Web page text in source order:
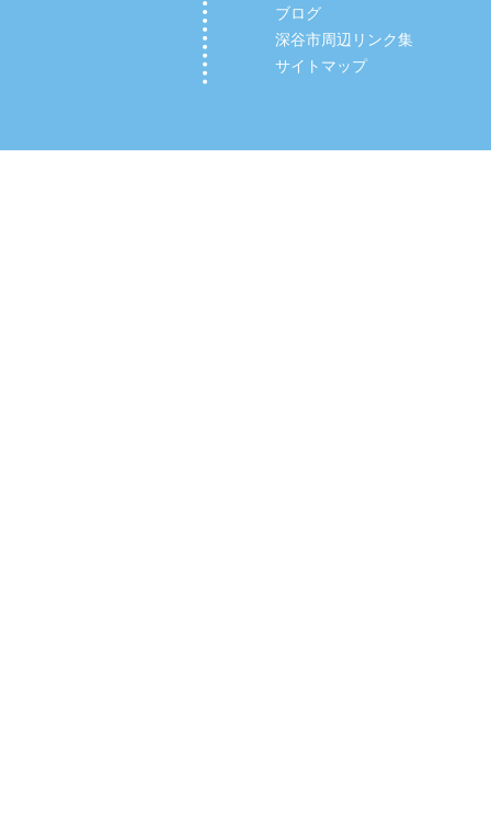
ブログ
深谷市周辺リンク集
サイトマップ